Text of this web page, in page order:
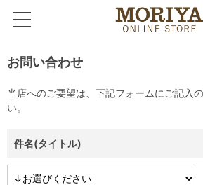
お問い合わせ
当店へのご要望は、下記フォームにご記入
い。
件名(タイトル)